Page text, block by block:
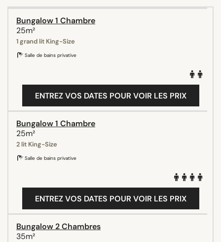
Bungalow 1 Chambre
25m²
1 grand lit King-Size
Salle de bains privative
ENTREZ VOS DATES POUR VOIR LES PRIX
Bungalow 1 Chambre
25m²
2 lit King-Size
Salle de bains privative
ENTREZ VOS DATES POUR VOIR LES PRIX
Bungalow 2 Chambres
35m²